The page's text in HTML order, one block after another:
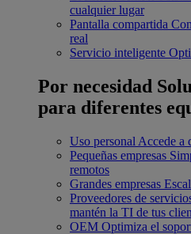
cualquier lugar
Pantalla compartida
real
Servicio inteligente
Por necesidad
para diferentes
Uso personal Accede a
Pequeñas empresas
remotos
Grandes empresas
Proveedores de
mantén la TI de tus
OEM Optimiza el